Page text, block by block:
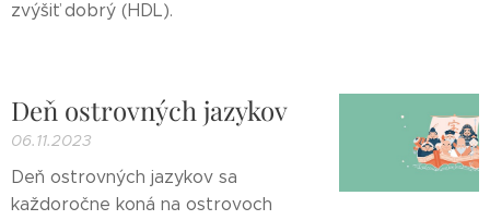
zvýšiť dobrý (HDL).
Deň ostrovných jazykov
06.11.2023
Deň ostrovných jazykov sa
každoročne koná na ostrovoch